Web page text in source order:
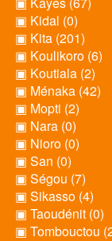
▣ Kidal (0)
▣ Kita (201)
▣ Koulikoro (6)
▣ Koutiala (2)
▣ Ménaka (42)
▣ Mopti (2)
▣ Nara (0)
▣ Nioro (0)
▣ San (0)
▣ Ségou (7)
▣ Sikasso (4)
▣ Taoudénit (0)
▣ Tombouctou